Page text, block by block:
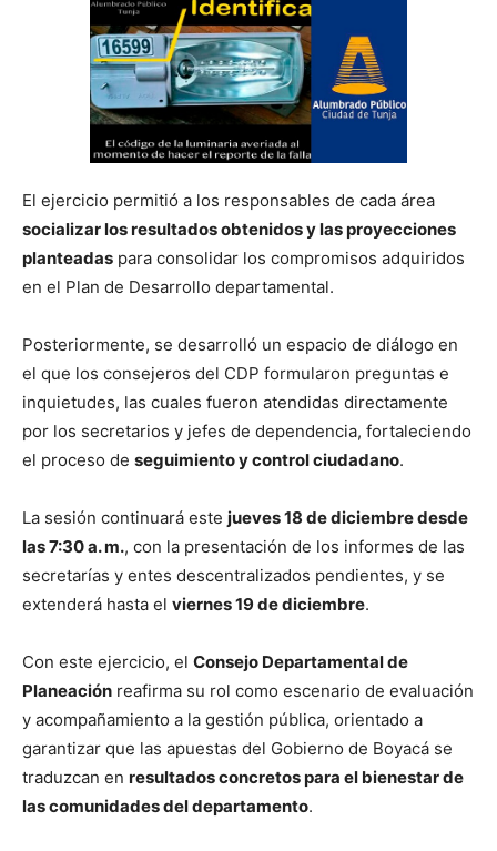
El ejercicio permitió a los responsables de cada área
socializar los resultados obtenidos y las proyecciones
planteadas para consolidar los compromisos adquiridos
en el Plan de Desarrollo departamental.
Posteriormente, se desarrolló un espacio de diálogo en
el que los consejeros del CDP formularon preguntas e
inquietudes, las cuales fueron atendidas directamente
por los secretarios y jefes de dependencia, fortaleciendo
el proceso de seguimiento y control ciudadano.
La sesión continuará este jueves 18 de diciembre desde
las 7:30 a. m., con la presentación de los informes de las
secretarías y entes descentralizados pendientes, y se
extenderá hasta el viernes 19 de diciembre.
Con este ejercicio, el Consejo Departamental de
Planeación reafirma su rol como escenario de evaluación
y acompañamiento a la gestión pública, orientado a
garantizar que las apuestas del Gobierno de Boyacá se
traduzcan en resultados concretos para el bienestar de
las comunidades del departamento.